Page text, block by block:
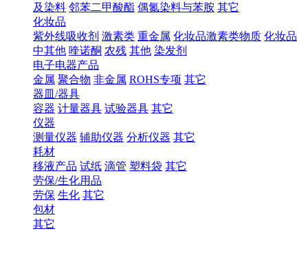
及染料 邻苯二甲酸酯 偶氮染料与苯胺 其它
化妆品
紫外线吸收剂 激素类 重金属 化妆品激素类物质 化妆品
中其他 喹诺酮 农残 其他 染发剂
电子电器产品
金属 聚合物 非金属 ROHS专项 其它
器皿/器具
容器 计量器具 试验器具 其它
仪器
测量仪器 辅助仪器 分析仪器 其它
耗材
移液产品 试纸 滴管 塑料袋 其它
劳保/生化用品
劳保 生化 其它
包材
其它